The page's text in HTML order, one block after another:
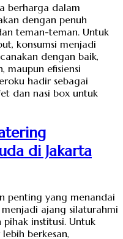
berharga dalam
dengan penuh
teman-teman. Untuk
konsumsi menjadi
dengan baik,
maupun efisiensi
hadir sebagai
dan nasi box untuk
di Jakarta
penting yang menandai
ajang silaturahmi
institusi. Untuk
berkesan,